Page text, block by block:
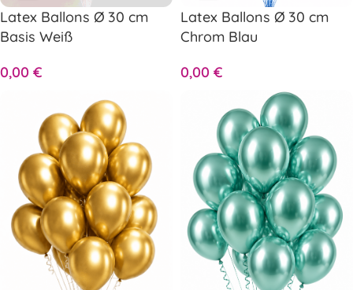
Latex Ballons Ø 30 cm
Basis Weiß
0,00 €
Latex Ballons Ø 30 cm
Chrom Blau
0,00 €